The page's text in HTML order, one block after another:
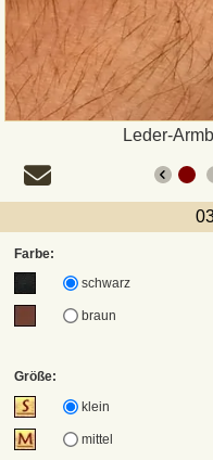
Leder-
Farbe:
schwarz
braun
Größe:
klein
mittel
Vorkasse
Rechnung
Versandarten und Retouren
UPS
DHL Paket
DPD
DHL Kleinpaket
DHL Express